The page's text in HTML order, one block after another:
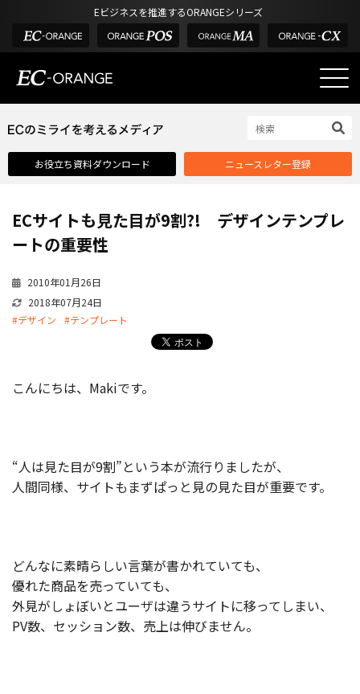
Eビジネスを推進するORANGEシリーズ
選ばれる理由
課題解決例
機能一覧
外部サービス連携
インフラ環境・サポート
通販受注対応
スクラッチ開発
ライセンス契約
お役立ち資料ダウンロード ニュースレター登録
ECサイトも見た目が9割?! デザインテンプレ
ートの重要性
2010年01月26日
2018年07月24日
#デザイン
#テンプレート
こんにちは、Makiです。
“人は見た目が9割”という本が流行りましたが、
人間同様、サイトもまずぱっと見の見た目が重要です。
どんなに素晴らしい言葉が書かれていても、
優れた商品を売っていても、
外見がしょぼいとユーザは違うサイトに移ってしまい、
PV数、セッション数、売上は伸びません。